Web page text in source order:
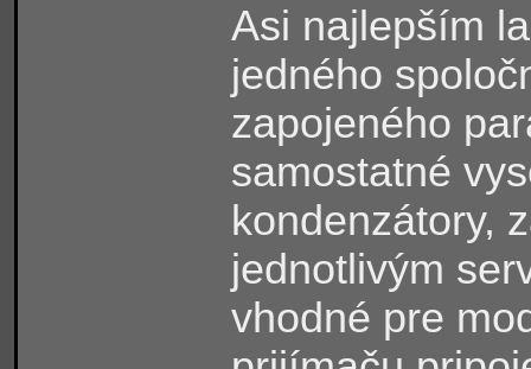
Asi najlepším
jedného
zapojeného
samostatné
kondenzátory,
jednotlivým
vhodné pre